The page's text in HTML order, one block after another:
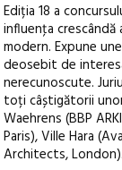
Ediția 18 a
influenţa crescândă
modern. Expune
deosebit de
nerecunoscute.
toți câștigătorii
Waehrens (BBP
Paris), Ville Hara
Architects, London).